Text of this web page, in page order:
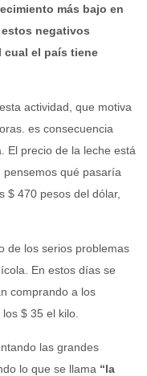
más bajo en
negativos
cual el país tiene
actividad, que motiva
es consecuencia
El precio de la leche está
qué pasaría
$ 470 pesos del dólar,
de los serios problemas
En estos días se
comprando a los
$ 35 el kilo.
las grandes
lo que se llama “la